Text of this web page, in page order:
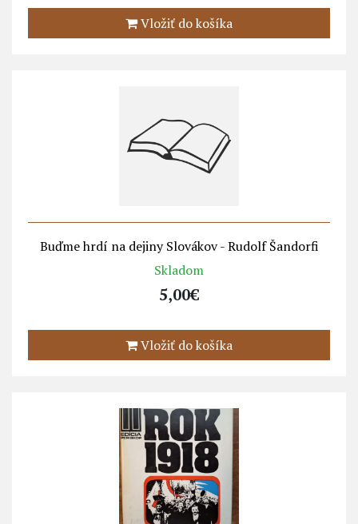
Vložiť do košíka
Buďme hrdí na dejiny Slovákov - Rudolf Šandorfi
Skladom
5,00€
Vložiť do košíka